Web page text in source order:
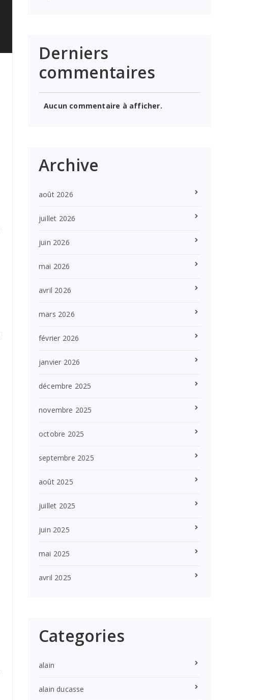
Derniers
commentaires
Aucun commentaire à afficher.
Archive
août 2026
juillet 2026
juin 2026
mai 2026
avril 2026
mars 2026
février 2026
janvier 2026
décembre 2025
novembre 2025
octobre 2025
septembre 2025
août 2025
juillet 2025
juin 2025
mai 2025
avril 2025
Categories
alain
alain ducasse